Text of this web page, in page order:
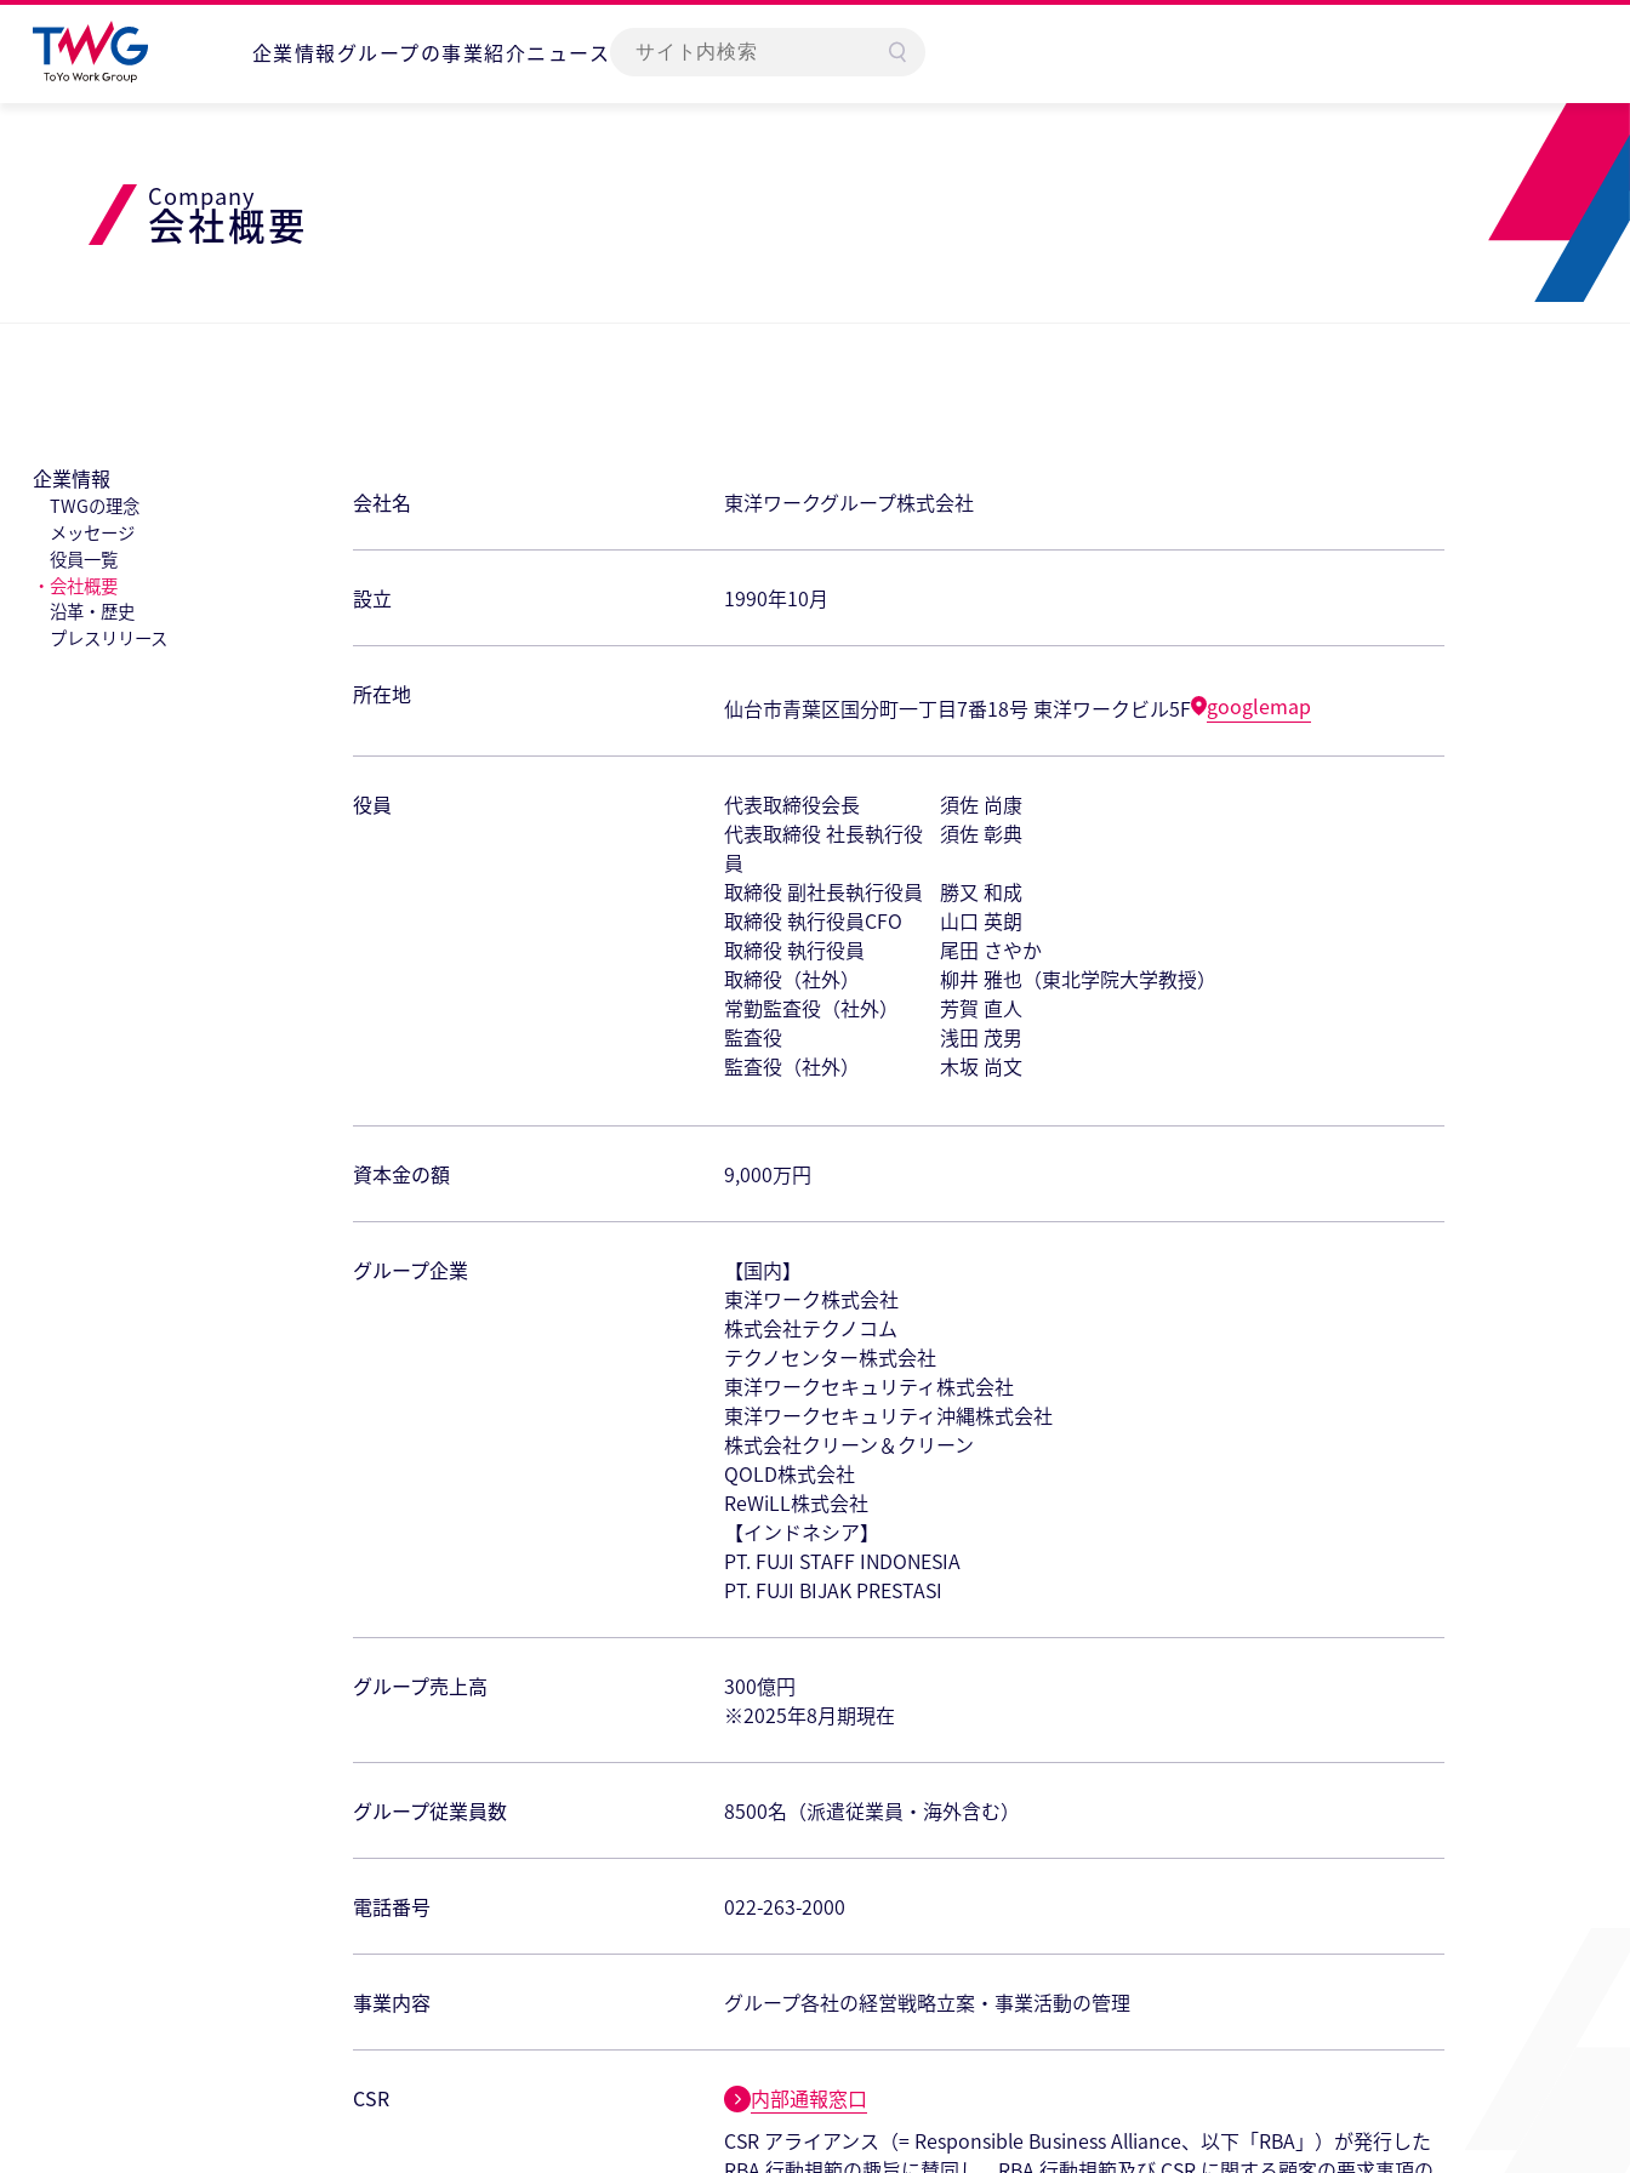
企業情報グループの事業紹介ニュース
Company
会社概要
企業情報
TWGの理念
メッセージ
役員一覧
会社概要
沿革・歴史
プレスリリース
会社名 東洋ワークグループ株式会社
設立 1990年10月
所在地
仙台市⻘葉区国分町⼀丁⽬7番18号 東洋ワークビル5F googlemap
役員 代表取締役会長
須佐 尚康
代表取締役 社長執行役
員
須佐 彰典
取締役 副社長執行役員
勝又 和成
取締役 執行役員CFO
山口 英朗
取締役 執行役員
尾田 さやか
取締役（社外）
柳井 雅也（東北学院⼤学教授）
常勤監査役（社外）
芳賀 直人
監査役
浅田 茂男
監査役（社外）
木坂 尚文
資本⾦の額 9,000万円
グループ企業
【国内】
東洋ワーク株式会社
株式会社テクノコム
テクノセンター株式会社
東洋ワークセキュリティ株式会社
東洋ワークセキュリティ沖縄株式会社
株式会社クリーン＆クリーン
QOLD株式会社
ReWiLL株式会社
【インドネシア】
PT. FUJI STAFF INDONESIA
PT. FUJI BIJAK PRESTASI
グループ売上⾼
300億円
※2025年8月期現在
グループ従業員数 8500名（派遣従業員・海外含む）
電話番号 022-263-2000
事業内容 グループ各社の経営戦略立案・事業活動の管理
CSR
内部通報窓口
CSR アライアンス（= Responsible Business Alliance、以下「RBA」）が発行した